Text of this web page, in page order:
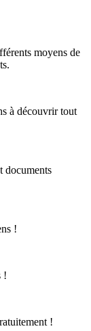
moyens de
à découvrir tout
documents
!
!
!